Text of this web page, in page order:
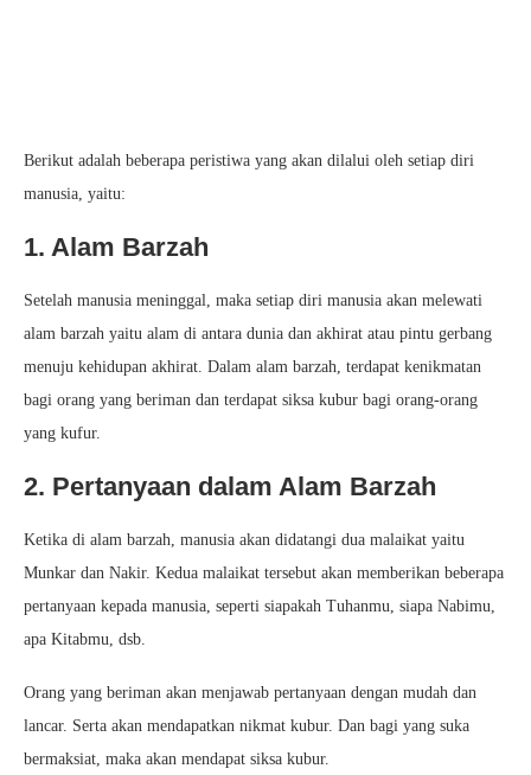
Berikut adalah beberapa peristiwa yang akan dilalui oleh setiap diri
manusia, yaitu:
1. Alam Barzah
Setelah manusia meninggal, maka setiap diri manusia akan melewati
alam barzah yaitu alam di antara dunia dan akhirat atau pintu gerbang
menuju kehidupan akhirat. Dalam alam barzah, terdapat kenikmatan
bagi orang yang beriman dan terdapat siksa kubur bagi orang-orang
yang kufur.
2. Pertanyaan dalam Alam Barzah
Ketika di alam barzah, manusia akan didatangi dua malaikat yaitu
Munkar dan Nakir. Kedua malaikat tersebut akan memberikan beberapa
pertanyaan kepada manusia, seperti siapakah Tuhanmu, siapa Nabimu,
apa Kitabmu, dsb.
Orang yang beriman akan menjawab pertanyaan dengan mudah dan
lancar. Serta akan mendapatkan nikmat kubur. Dan bagi yang suka
bermaksiat, maka akan mendapat siksa kubur.